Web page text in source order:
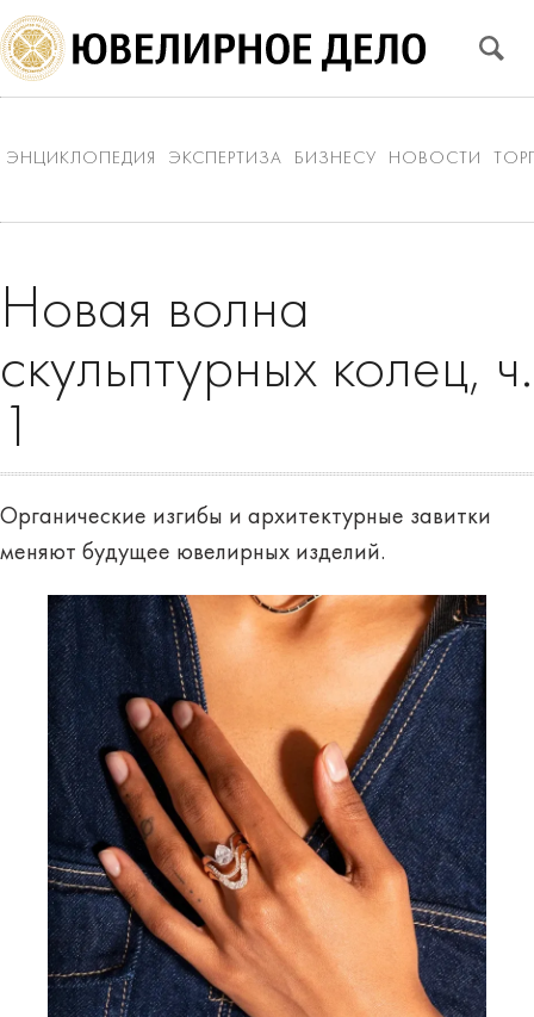
ЭНЦИКЛОПЕДИЯ ЭКСПЕРТИЗА БИЗНЕСУ НОВОСТИ
Новая волна
скульптурных колец, ч.
1
Органические изгибы и архитектурные завитки
меняют будущее ювелирных изделий.